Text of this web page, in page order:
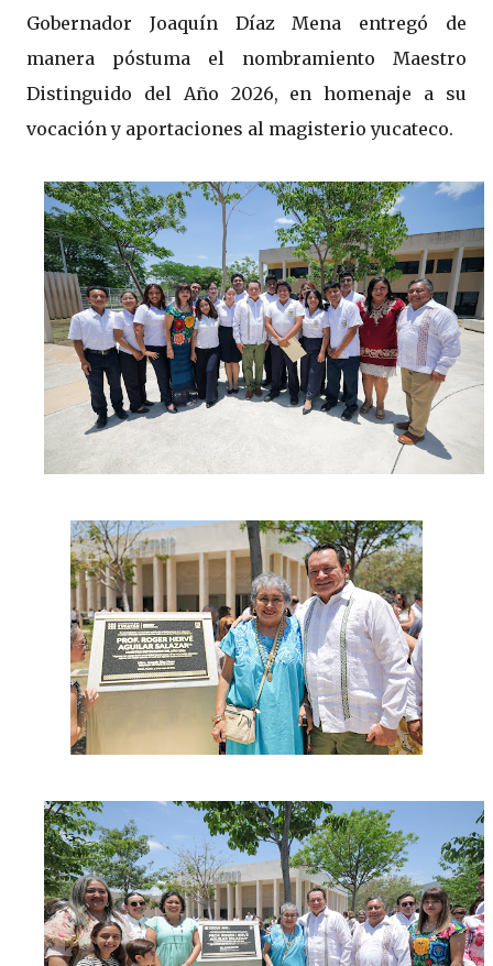
Gobernador Joaquín Díaz Mena entregó de
manera póstuma el nombramiento Maestro
Distinguido del Año 2026, en homenaje a su
vocación y aportaciones al magisterio yucateco.